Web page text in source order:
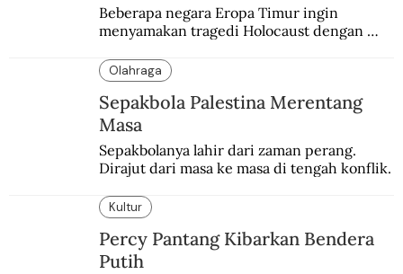
Beberapa negara Eropa Timur ingin
menyamakan tragedi Holocaust dengan
Olahraga
Sepakbola Palestina Merentang
Masa
Sepakbolanya lahir dari zaman perang.
Dirajut dari masa ke masa di tengah konflik.
Kultur
Percy Pantang Kibarkan Bendera
Putih